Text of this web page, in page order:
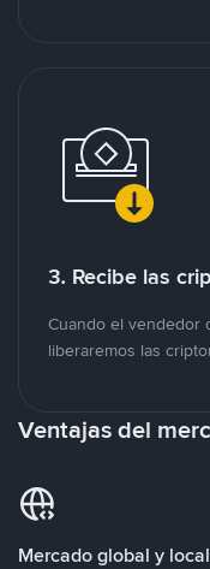
3. Recibe las
Cuando el vendedor
liberaremos las
Ventajas del
Mercado global y local